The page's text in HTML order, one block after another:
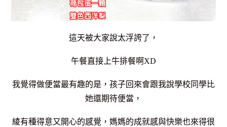
這天被大家說太浮誇了，
午餐直接上牛排餐啊XD
我覺得做便當最有趣的是，孩子回來會跟我說學校同學比
她還期待便當，
綾有種得意又開心的感覺，媽媽的成就感與快樂也來得很